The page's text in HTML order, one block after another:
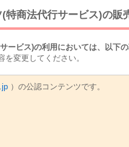
特商法代行サービス)の販
ービス)の利用においては、以下
変更してください。
）の公認コンテンツです。